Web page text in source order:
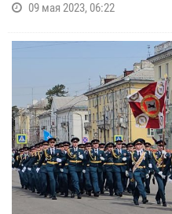
09 мая 2023, 06:22